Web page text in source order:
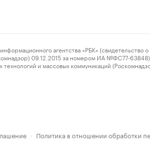
агентства «РБК» (свидетельство о
09.12.2015 за номером ИА №ФС77-63848)
и массовых коммуникаций
· Политика в отношении обработки